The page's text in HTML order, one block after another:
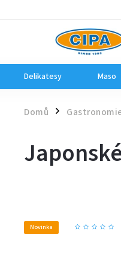
Delikatesy Maso
Domů /
Novinka